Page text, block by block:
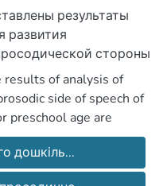
віку з
етапі
дослідження.
результаты
развития
стороны
дошкольного
после
этапа
of analysis of
side of speech of
preschool age are
after the lead
stage of research.
дошкіль...